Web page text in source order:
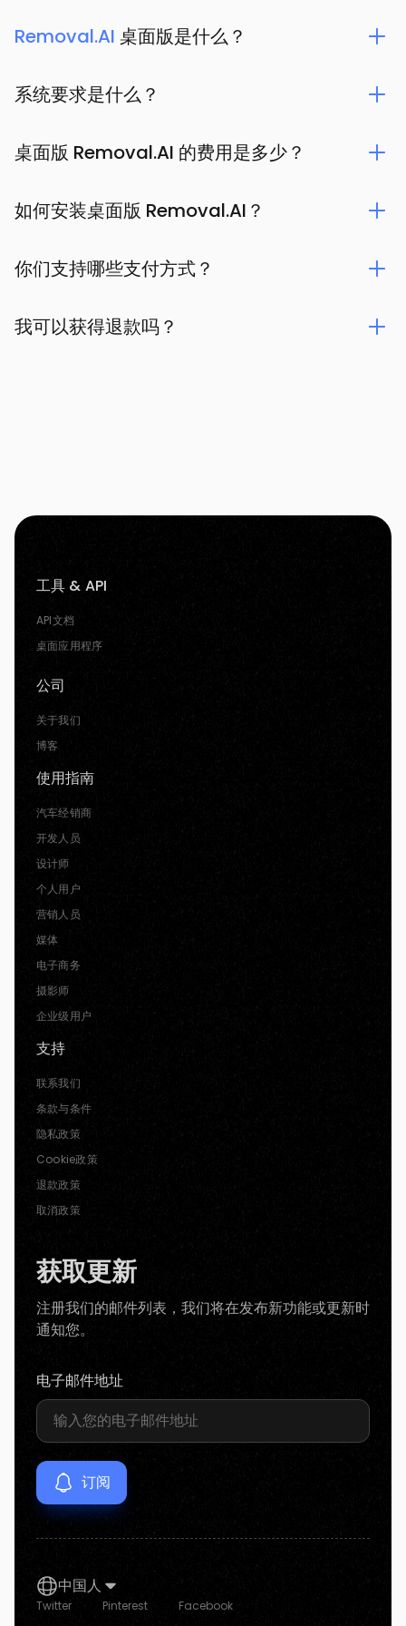
Removal.AI 桌面版是什么？
系统要求是什么？
桌面版 Removal.AI 的费用是多少？
如何安装桌面版 Removal.AI？
你们支持哪些支付方式？
我可以获得退款吗？
工具 & API
API文档
桌面应用程序
公司
关于我们
博客
使用指南
汽车经销商
开发人员
设计师
个人用户
营销人员
媒体
电子商务
摄影师
企业级用户
支持
联系我们
条款与条件
隐私政策
Cookie政策
退款政策
取消政策
获取更新
注册我们的邮件列表，我们将在发布新功能或更新时
通知您。
电子邮件地址
中国人
Twitter Pinterest Facebook